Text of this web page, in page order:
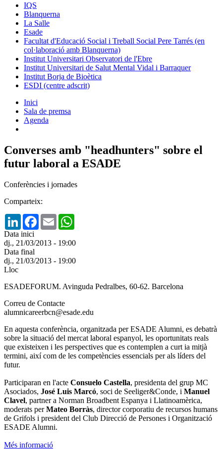
IQS
Blanquerna
La Salle
Esade
Facultat d'Educació Social i Treball Social Pere Tarrés (en
col·laboració amb Blanquerna)
Institut Universitari Observatori de l'Ebre
Institut Universitari de Salut Mental Vidal i Barraquer
Institut Borja de Bioètica
ESDI (centre adscrit)
Inici
Sala de premsa
Agenda
Converses amb "headhunters" sobre el
futur laboral a ESADE
Conferències i jornades
Comparteix:
LinkedInFacebook
Email
Data inici
dj., 21/03/2013 - 19:00
Data final
dj., 21/03/2013 - 19:00
Lloc
ESADEFORUM. Avinguda Pedralbes, 60-62. Barcelona
Correu de Contacte
alumnicareerbcn@esade.edu
En aquesta conferència, organitzada per ESADE Alumni, es debatrà
sobre la situació del mercat laboral espanyol, les oportunitats reals
que existeixen i les perspectives que es contemplen a curt ia mitjà
termini, així com de les competències essencials per als líders del
futur.
Participaran en l'acte Consuelo Castella, presidenta del grup MC
Asociados, José Luis Marcó, soci de Seeliger&Conde, i Manuel
Clavel, partner a Norman Broadbent Espanya i Llatinoamèrica,
moderats perMateo Borràs, director corporatiu de recursos humans
de Grifols i president del Club Direcció de Persones i Organització
ESADE Alumni.
Més informació